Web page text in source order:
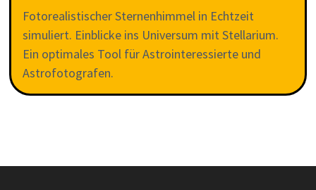
Fotorealistischer Sternenhimmel in Echtzeit
simuliert. Einblicke ins Universum mit Stellarium.
Ein optimales Tool für Astrointeressierte und
Astrofotografen.